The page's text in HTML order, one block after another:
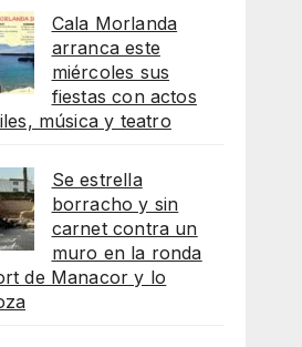
Cala Morlanda
arranca este
miércoles sus
fiestas con actos
música y teatro
Se estrella
borracho y sin
carnet contra un
muro en la ronda
de Manacor y lo